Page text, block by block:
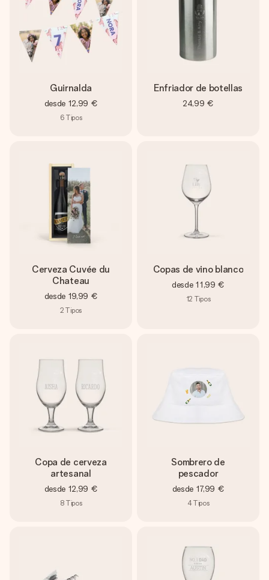
Guirnalda
desde 12,99 €
6 Tipos
Enfriador de botellas
24,99 €
Cerveza Cuvée du
Chateau
desde 19,99 €
2 Tipos
Copas de vino blanco
desde 11,99 €
12 Tipos
Copa de cerveza
artesanal
desde 12,99 €
8 Tipos
Sombrero de
pescador
desde 17,99 €
4Tipos